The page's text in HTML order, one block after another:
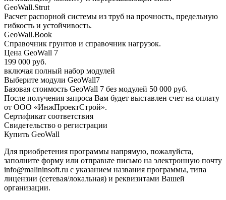
GeoWall.Strut
Расчет распорной системы из труб на прочность, предельную
гибкость и устойчивость.
GeoWall.Book
Справочник грунтов и справочник нагрузок.
Цена GeoWall 7
199 000 руб.
включая полный набор модулей
Выберите модули GeoWall7
Базовая стоимость GeoWall 7 без модулей 50 000 руб.
После получения запроса Вам будет выставлен счет на оплату
от ООО «ИнжПроектСтрой».
Сертификат соответствия
Свидетельство о регистрации
Купить GeoWall
Для приобретения программы напрямую, пожалуйста,
заполните форму или отправьте письмо на электронную почту
info@malininsoft.ru с указанием названия программы, типа
лицензии (сетевая/локальная) и реквизитами Вашей
организации.